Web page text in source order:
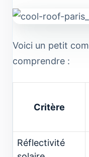
Voici un petit
comprendre :
Critère
Réflectivité